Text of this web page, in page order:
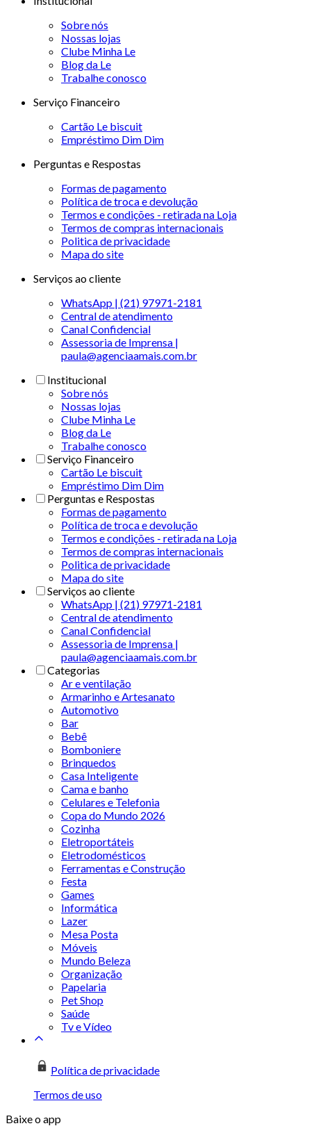
Sobre nós
Nossas lojas
Clube Minha Le
Blog da Le
Trabalhe conosco
Serviço Financeiro
Cartão Le biscuit
Empréstimo Dim Dim
Perguntas e Respostas
Formas de pagamento
Política de troca e devolução
Termos e condições - retirada na Loja
Termos de compras internacionais
Politica de privacidade
Mapa do site
Serviços ao cliente
WhatsApp | (21) 97971-2181
Central de atendimento
Canal Confidencial
Assessoria de Imprensa |
paula@agenciaamais.com.br
Institucional
Sobre nós
Nossas lojas
Clube Minha Le
Blog da Le
Trabalhe conosco
Serviço Financeiro
Cartão Le biscuit
Empréstimo Dim Dim
Perguntas e Respostas
Formas de pagamento
Política de troca e devolução
Termos e condições - retirada na Loja
Termos de compras internacionais
Politica de privacidade
Mapa do site
Serviços ao cliente
WhatsApp | (21) 97971-2181
Central de atendimento
Canal Confidencial
Assessoria de Imprensa |
paula@agenciaamais.com.br
Categorias
Ar e ventilação
Armarinho e Artesanato
Automotivo
Bar
Bebê
Bomboniere
Brinquedos
Casa Inteligente
Cama e banho
Celulares e Telefonia
Copa do Mundo 2026
Cozinha
Eletroportáteis
Eletrodomésticos
Ferramentas e Construção
Festa
Games
Informática
Lazer
Mesa Posta
Móveis
Mundo Beleza
Organização
Papelaria
Pet Shop
Saúde
Tv e Vídeo
Política de privacidade
Termos de uso
Baixe o app